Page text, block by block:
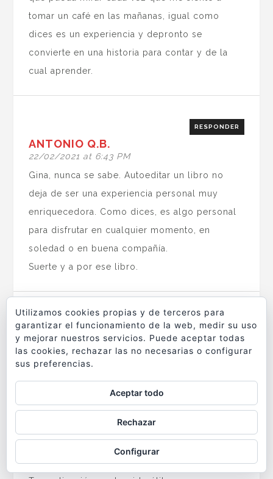
tomar un café en las mañanas, igual como
dices es un experiencia y depronto se
convierte en una historia para contar y de la
cual aprender.
ANTONIO Q.B.
22/02/2021 at 6:43 PM
RESPONDER
Gina, nunca se sabe. Autoeditar un libro no
deja de ser una experiencia personal muy
enriquecedora. Como dices, es algo personal
para disfrutar en cualquier momento, en
soledad o en buena compañía.
Suerte y a por ese libro.
JORGE LUIS LARDONE
15/07/2020 at 2:58 AM
RESPONDER
Muchas gracias por explicar tan bien la
realidad. Edité mi primer libro de fotografías |
El color del Jazz | en papel en el 2007 y la
experiencia ha sido similar. Como sea, ahora
un tercero.
Utilizamos cookies propias y de terceros para
garantizar el funcionamiento de la web, medir su uso
y mejorar nuestros servicios. Puede aceptar todas
las cookies, rechazar las no necesarias o configurar
sus preferencias.
Aceptar todo
Rechazar
Configurar